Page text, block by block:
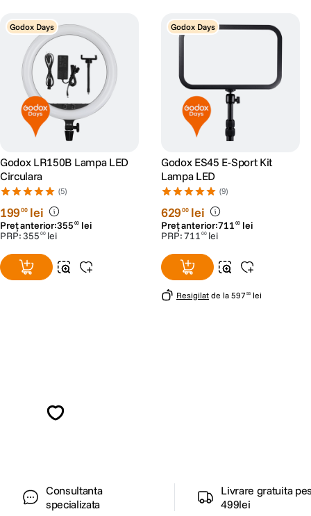
Godox Days
Godox LR150B Lampa LED
Circulara
(5)
19900 lei
Preț anterior:355 00 lei
PRP:355 00 lei
Godox Days
Godox ES45 E-Sport Kit
Lampa LED
(9)
62900 lei
Preț anterior:711 00 lei
PRP:711 00 lei
Resigilat de la 597 55 lei
Consultanta
specializata
Livrare gratuita
499lei